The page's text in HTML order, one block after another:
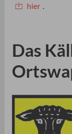
hier .
Das